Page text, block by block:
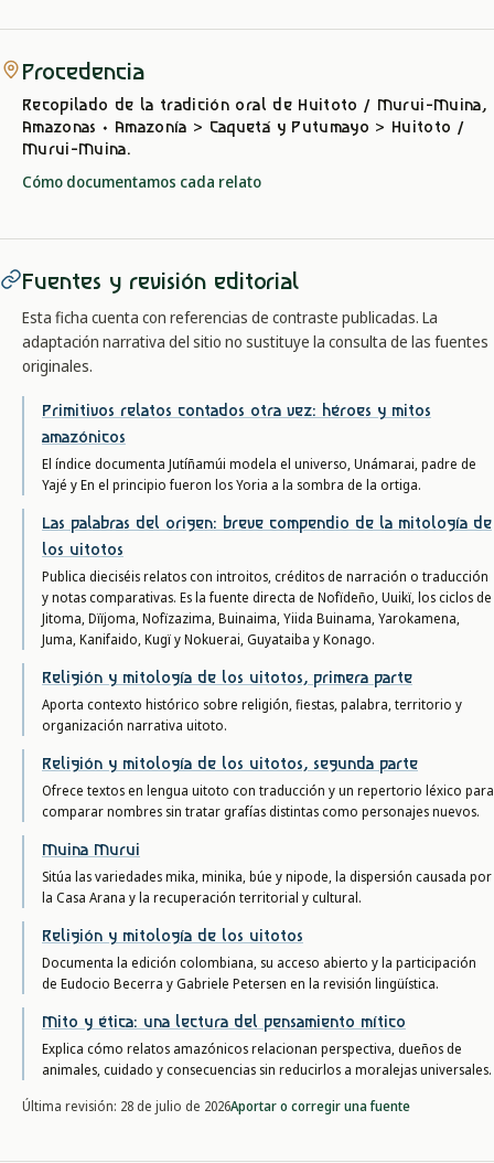
Procedencia
Recopilado de la tradición oral de Huitoto / Murui-Muina,
Amazonas · Amazonía > Caquetá y Putumayo > Huitoto /
Murui-Muina.
Cómo documentamos cada relato
Fuentes y revisión editorial
Esta ficha cuenta con referencias de contraste publicadas. La
adaptación narrativa del sitio no sustituye la consulta de las fuentes
originales.
Primitivos relatos contados otra vez: héroes y mitos
amazónicos
El índice documenta Jutíñamúi modela el universo, Unámarai, padre de
Yajé y En el principio fueron los Yoria a la sombra de la ortiga.
Las palabras del origen: breve compendio de la mitología de
los uitotos
Publica dieciséis relatos con introitos, créditos de narración o traducción
y notas comparativas. Es la fuente directa de Nofïdeño, Uuikï, los ciclos de
Jitoma, Dïïjoma, Nofïzazima, Buinaima, Yiida Buinama, Yarokamena,
Juma, Kanifaido, Kugï y Nokuerai, Guyataiba y Konago.
Religión y mitología de los uitotos, primera parte
Aporta contexto histórico sobre religión, fiestas, palabra, territorio y
organización narrativa uitoto.
Religión y mitología de los uitotos, segunda parte
Ofrece textos en lengua uitoto con traducción y un repertorio léxico para
comparar nombres sin tratar grafías distintas como personajes nuevos.
Muina Murui
Sitúa las variedades mika, minika, búe y nipode, la dispersión causada por
la Casa Arana y la recuperación territorial y cultural.
Religión y mitología de los uitotos
Documenta la edición colombiana, su acceso abierto y la participación
de Eudocio Becerra y Gabriele Petersen en la revisión lingüística.
Mito y ética: una lectura del pensamiento mítico
Explica cómo relatos amazónicos relacionan perspectiva, dueños de
animales, cuidado y consecuencias sin reducirlos a moralejas universales.
Última revisión: 28 de julio de 2026Aportar o corregir una fuente